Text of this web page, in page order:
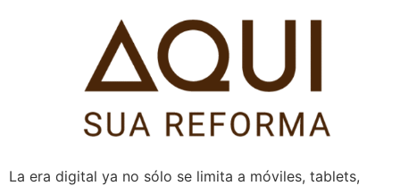
La era digital ya no sólo se limita a móviles, tablets,